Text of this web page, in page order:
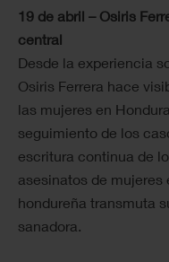
19 de abril – Osiris
central
Desde la experiencia
Osiris Ferrera hace
las mujeres en
seguimiento de los
escritura continua de
asesinatos de mujeres
hondureña transmuta
sanadora.